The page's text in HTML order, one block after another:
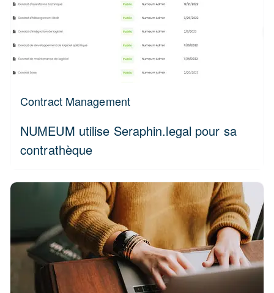
Contract Management
NUMEUM utilise Seraphin.legal pour sa
contrathèque